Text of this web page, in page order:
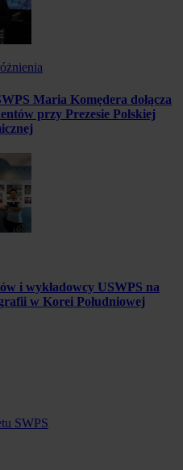
Maria Komędera dołącza
przy Prezesie Polskiej
i wykładowcy USWPS na
w Korei Południowej
SWPS